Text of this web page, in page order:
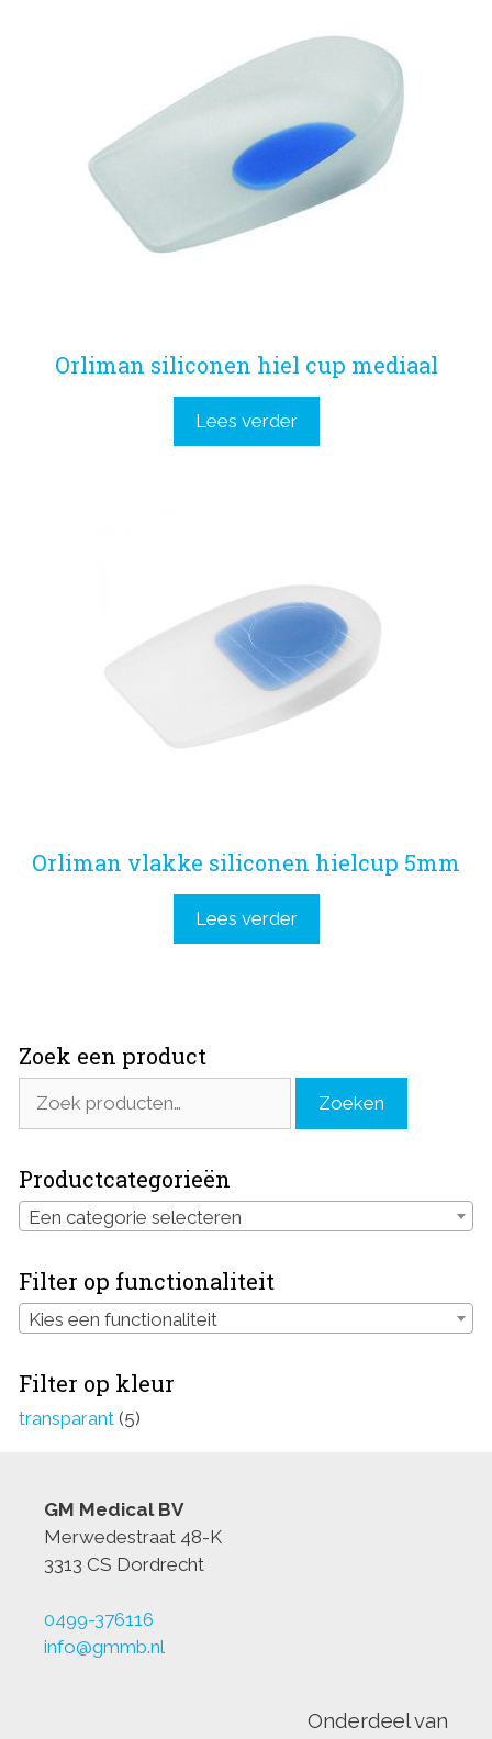
Orliman siliconen hiel cup mediaal
Lees verder
Orliman vlakke siliconen hielcup 5mm
Lees verder
Zoek een product
naar:
Zoeken
Productcategorieën
Een categorie selecteren
Filter op functionaliteit
Kies een functionaliteit
Filter op kleur
transparant (5)
GM Medical BV
Merwedestraat 48-K
3313 CS Dordrecht
0499-376116
info@gmmb.nl
Onderdeel van